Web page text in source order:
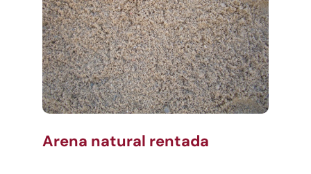
Arena natural rentada